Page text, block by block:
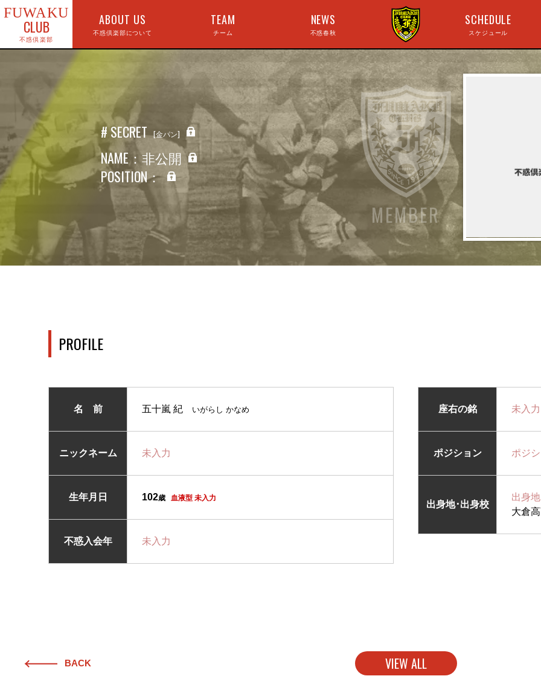
FUWAKU
CLUB ABOUT US
不惑倶楽部について
TEAM
チーム
NEWS
不惑春秋
SCHEDULE
スケジュール
MEMBER
# SECRET 金パン
NAME：非公開
POSITION：
PROFILE
名 前 五十嵐 紀 いがらし かなめ
ニックネーム 未入力
生年月日 102歳 血液型 未入力
不惑入会年 未入力
座右の銘 未入力
ポジション ポジ
出身地･出身校
出身
大倉
BACK VIEW ALL